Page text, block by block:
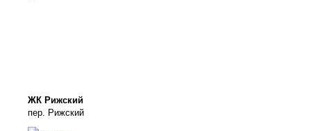
ЖК Рижский
пер. Рижский